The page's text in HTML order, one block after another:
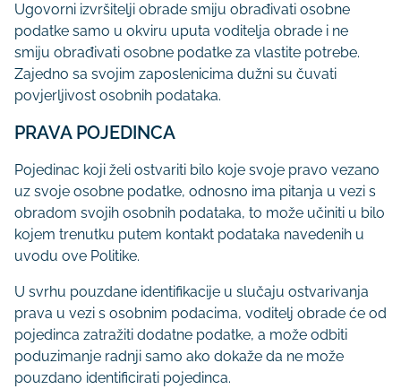
Ugovorni izvršitelji obrade smiju obrađivati osobne
podatke samo u okviru uputa voditelja obrade i ne
smiju obrađivati osobne podatke za vlastite potrebe.
Zajedno sa svojim zaposlenicima dužni su čuvati
povjerljivost osobnih podataka.
PRAVA POJEDINCA
Pojedinac koji želi ostvariti bilo koje svoje pravo vezano
uz svoje osobne podatke, odnosno ima pitanja u vezi s
obradom svojih osobnih podataka, to može učiniti u bilo
kojem trenutku putem kontakt podataka navedenih u
uvodu ove Politike.
U svrhu pouzdane identifikacije u slučaju ostvarivanja
prava u vezi s osobnim podacima, voditelj obrade će od
pojedinca zatražiti dodatne podatke, a može odbiti
poduzimanje radnji samo ako dokaže da ne može
pouzdano identificirati pojedinca.